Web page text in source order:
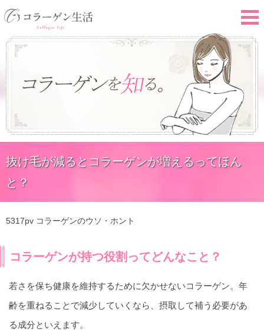
抜け毛が減るとコラーゲンが増えるってほん
と？
5317pv コラーゲンのウソ・ホント
コラーゲンが持つ役割ってどんなこと？
若さを保ち健康を維持するために欠かせないコラーゲン。年
齢を重ねることで減少していくなら、摂取して補う必要があ
る成分といえます。